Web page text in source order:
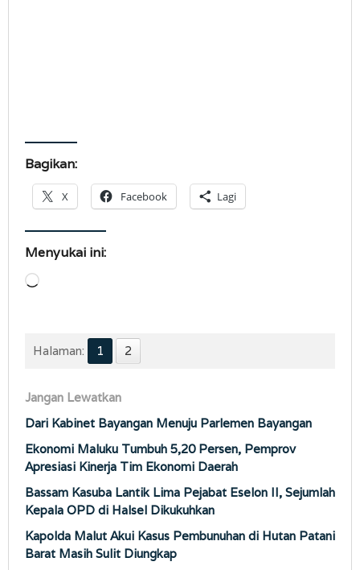
Bagikan:
X Facebook Lagi
Menyukai ini:
Memuat...
Halaman: 1 2
Jangan Lewatkan
Dari Kabinet Bayangan Menuju Parlemen Bayangan
Ekonomi Maluku Tumbuh 5,20 Persen, Pemprov
Apresiasi Kinerja Tim Ekonomi Daerah
Bassam Kasuba Lantik Lima Pejabat Eselon II, Sejumlah
Kepala OPD di Halsel Dikukuhkan
Kapolda Malut Akui Kasus Pembunuhan di Hutan Patani
Barat Masih Sulit Diungkap